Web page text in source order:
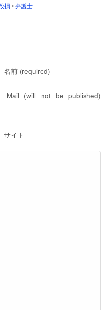
損 •弁護士
名前 (required)
Mail (will not be published)
サイト